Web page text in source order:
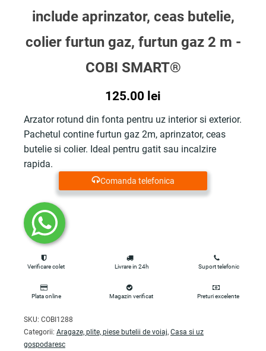
include aprinzator, ceas butelie,
colier furtun gaz, furtun gaz 2 m -
COBI SMART®
125.00 lei
Arzator rotund din fonta pentru uz interior si exterior.
Pachetul contine furtun gaz 2m, aprinzator, ceas
butelie si colier. Ideal pentru gatit sau incalzire
rapida.
Comanda telefonica
Verificare colet Livrare in 24h Suport telefonic
Plata online Magazin verificat Preturi excelente
SKU: COBI1288
Categorii: Aragaze, plite, piese butelii de voiaj, Casa si uz
gospodaresc